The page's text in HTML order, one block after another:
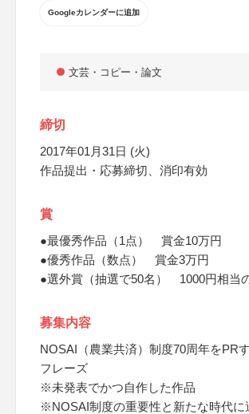
Googleカレンダーに追加
文芸・コピー・論文
締切
2017年01月31日 (火)
作品提出・応募締切、消印有効
賞
●最優秀作品（1点） 賞金10万円
●優秀作品（数点） 賞金3万円
●選外賞（抽選で50名） 1000円相当
募集内容
NOSAI（農業共済）制度70周年をPR
フレーズ
※未発表でかつ自作した作品
※NOSAI制度の重要性と新たな時代に